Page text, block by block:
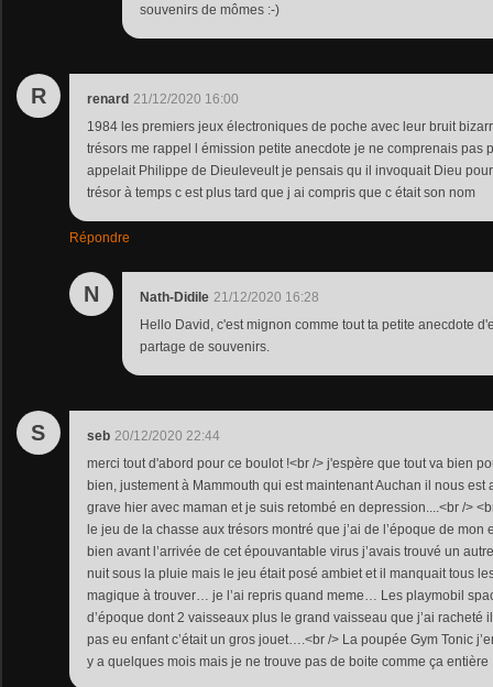
souvenirs de mômes :-)
R renard 21/12/2020 16:00
1984 les premiers jeux électroniques de poche avec leur bruit
trésors me rappel l émission petite anecdote je ne comprenais pas
appelait Philippe de Dieuleveult je pensais qu il invoquait Dieu
trésor à temps c est plus tard que j ai compris que c était son nom
Répondre
N Nath-Didile 21/12/2020 16:28
Hello David, c'est mignon comme tout ta petite anecdote
partage de souvenirs.
S seb 20/12/2020 22:44
merci tout d'abord pour ce boulot !<br /> j'espère que tout va bien
bien, justement à Mammouth qui est maintenant Auchan il nous est
grave hier avec maman et je suis retombé en depression....<br />
le jeu de la chasse aux trésors montré que j’ai de l’époque de mon
bien avant l’arrivée de cet épouvantable virus j’avais trouvé un
nuit sous la pluie mais le jeu était posé ambiet et il manquait tous
magique à trouver… je l’ai repris quand meme… Les playmobil
d’époque dont 2 vaisseaux plus le grand vaisseau que j’ai racheté
pas eu enfant c’était un gros jouet….<br /> La poupée Gym Tonic
y a quelques mois mais je ne trouve pas de boite comme ça entière